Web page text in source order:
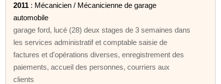
2011 : Mécanicien / Mécanicienne de garage
automobile
garage ford, lucé (28) deux stages de 3 semaines dans
les services administratif et comptable saisie de
factures et d'opérations diverses, enregistrement des
paiements, accueil des personnes, courriers aux
clients